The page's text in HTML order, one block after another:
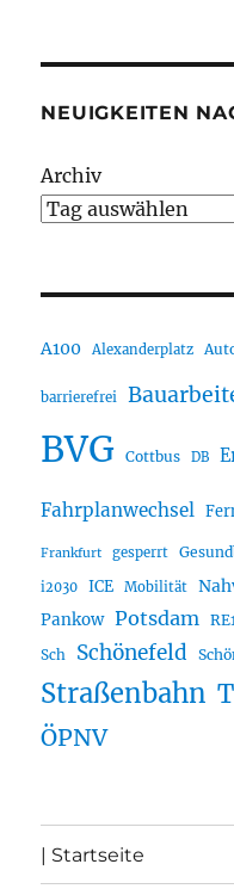
NEUIGKEITEN
Archiv
A100 Alexanderplatz
barrierefrei
BVG Cottbus DB
Fahrplanwechsel
Frankfurt gesperrt
i2030 ICE Mobilität
Pankow Potsdam
Sch Schönefeld
Straßenbahn
ÖPNV
| Startseite